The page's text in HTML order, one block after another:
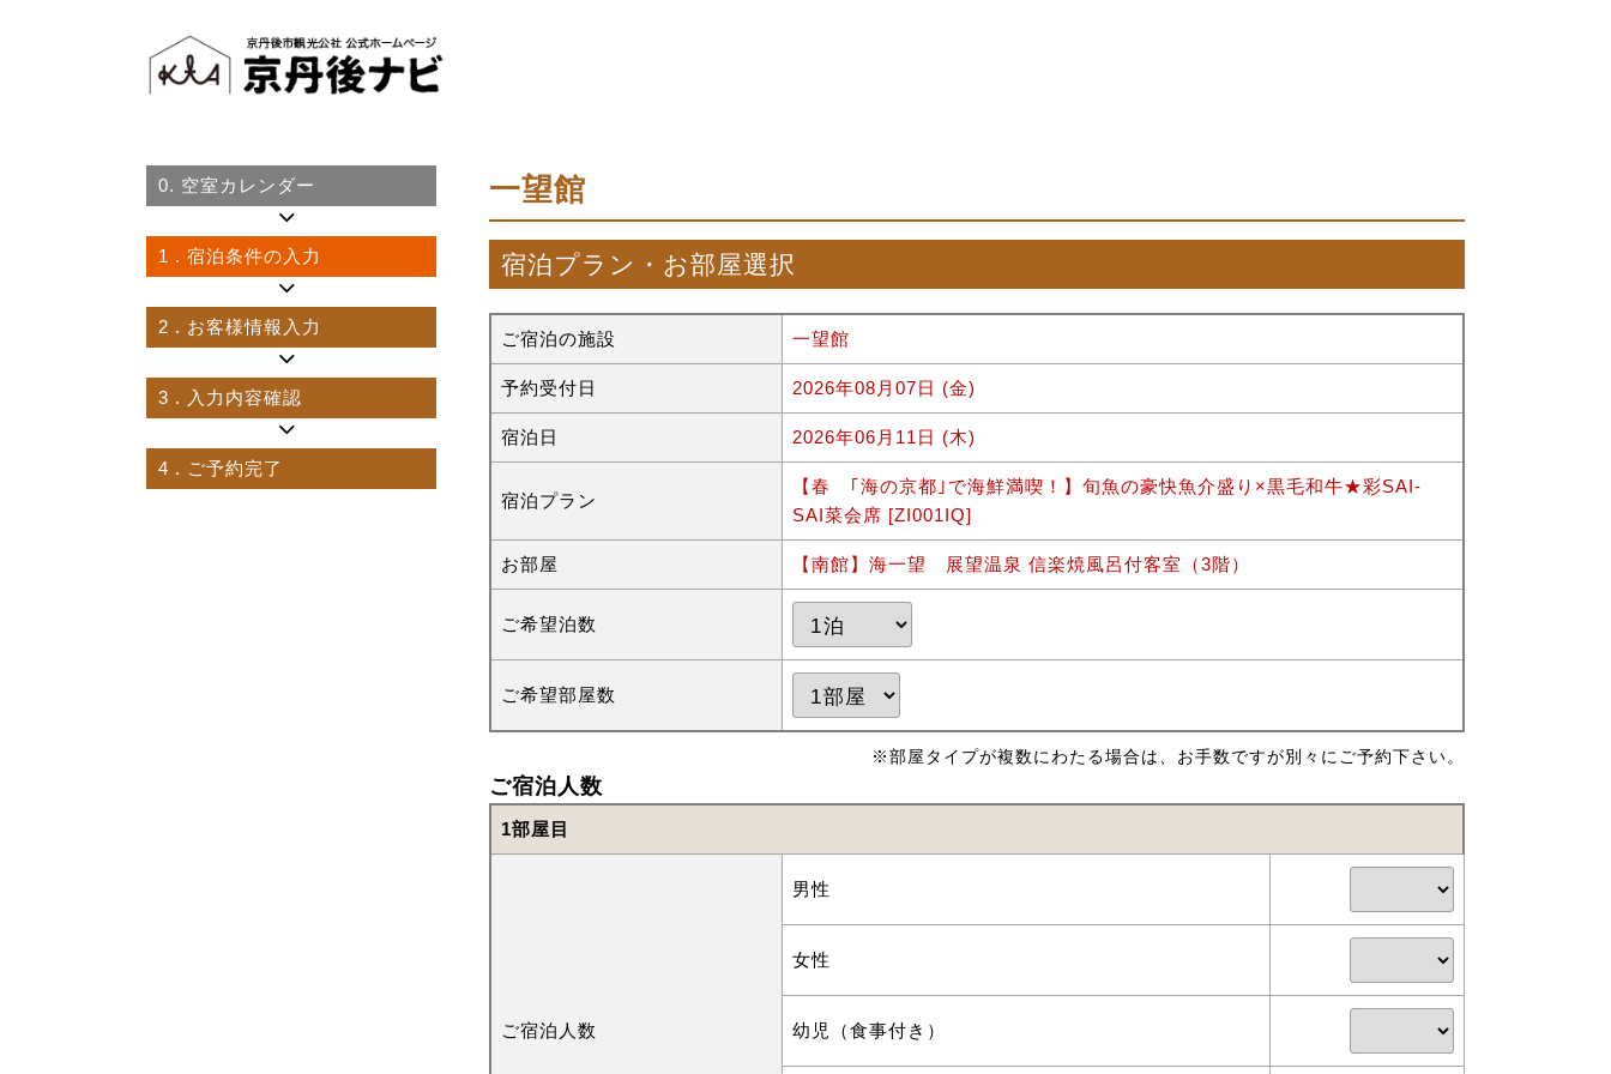
0. 空室カレンダー
1 . 宿泊条件の入力
2 . お客様情報入力
3 . 入力内容確認
4 . ご予約完了
一望館
宿泊プラン・お部屋選択
ご宿泊の施設 一望館
予約受付日 2026年08月07日 (金)
宿泊日 2026年06月11日 (木)
宿泊プラン
【春 ｢海の京都｣で海鮮満喫！】旬魚の豪快魚介盛り×黒毛和牛★彩SAI-
SAI菜会席 [ZI001IQ]
お部屋 【南館】海一望 展望温泉 信楽焼風呂付客室（3階）
ご希望泊数
ご希望部屋数
※部屋タイプが複数にわたる場合は、お手数ですが別々にご予約下さい。
ご宿泊人数
1部屋目
ご宿泊人数
男性
女性
幼児（食事付き）